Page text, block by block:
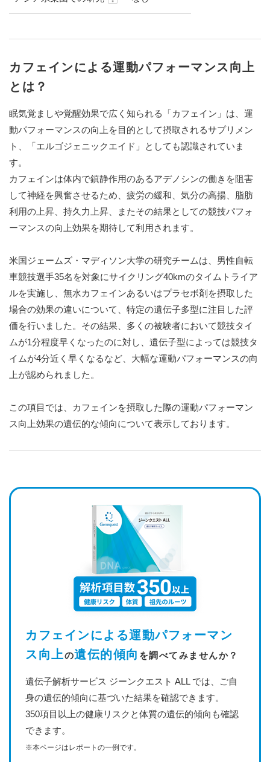
カフェインによる運動パフォーマンス向上
とは？
眠気覚ましや覚醒効果で広く知られる「カフェイン」は、運
動パフォーマンスの向上を目的として摂取されるサプリメン
ト、「エルゴジェニックエイド」としても認識されていま
す。
カフェインは体内で鎮静作用のあるアデノシンの働きを阻害
して神経を興奮させるため、疲労の緩和、気分の高揚、脂肪
利用の上昇、持久力上昇、またその結果としての競技パフォ
ーマンスの向上効果を期待して利用されます。
米国ジェームズ・マディソン大学の研究チームは、男性自転
車競技選手35名を対象にサイクリング40kmのタイムトライア
ルを実施し、無水カフェインあるいはプラセボ剤を摂取した
場合の効果の違いについて、特定の遺伝子多型に注目した評
価を行いました。その結果、多くの被験者において競技タイ
ムが1分程度早くなったのに対し、遺伝子型によっては競技タ
イムが4分近く早くなるなど、大幅な運動パフォーマンスの向
上が認められました。
この項目では、カフェインを摂取した際の運動パフォーマン
ス向上効果の遺伝的な傾向について表示しております。
カフェインによる運動パフォーマン
ス向上の遺伝的傾向 を調べてみませんか？
遺伝子解析サービス ジーンクエスト ALL では、ご自
身の遺伝的傾向に基づいた結果を確認できます。
350項目以上の健康リスクと体質の遺伝的傾向も確認
できます。
※本ページはレポートの一例です。